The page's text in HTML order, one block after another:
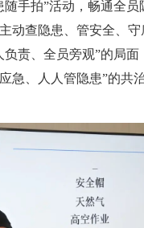
随手拍”活动，畅通全员
动查隐患、管安全、守
责、全员旁观”的局面
急、人人管隐患”的共